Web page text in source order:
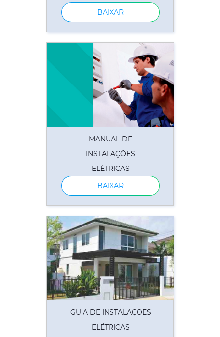
BAIXAR
MANUAL DE
INSTALAÇÕES
ELÉTRICAS
BAIXAR
GUIA DE INSTALAÇÕES
ELÉTRICAS